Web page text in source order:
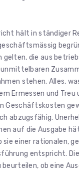
hält in ständiger
gelten, die aus
stehen. Alles,
Ermessen und Treu
Geschäftskosten
abzugsfähig.
auf die Ausgabe
sie einer rationalen,
entspricht.
beurteilen, ob eine